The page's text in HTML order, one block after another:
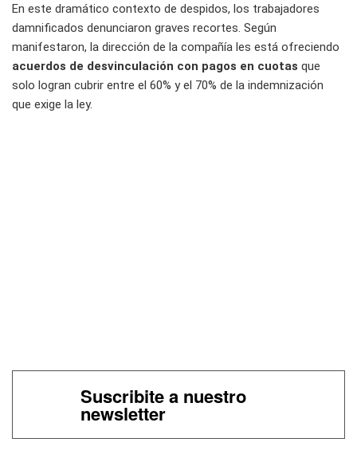
En este dramático contexto de despidos, los trabajadores
damnificados denunciaron graves recortes. Según
manifestaron, la dirección de la compañía les está ofreciendo
acuerdos de desvinculación con pagos en cuotas que
solo logran cubrir entre el 60% y el 70% de la indemnización
que exige la ley.
Suscribite a nuestro
newsletter